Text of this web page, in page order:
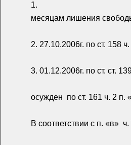
1.
месяцам лишения
2. 27.10.2006г. по ст. 158
3. 01.12.2006г. по ст. ст.
осужден по ст. 161 ч. 2 п.
В соответствии с п. «в» ч.